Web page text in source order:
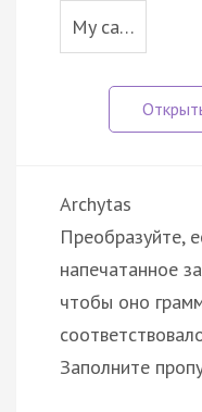
My ca…
Archytas
Преобразуйте,
напечатанное
чтобы оно
Заполните